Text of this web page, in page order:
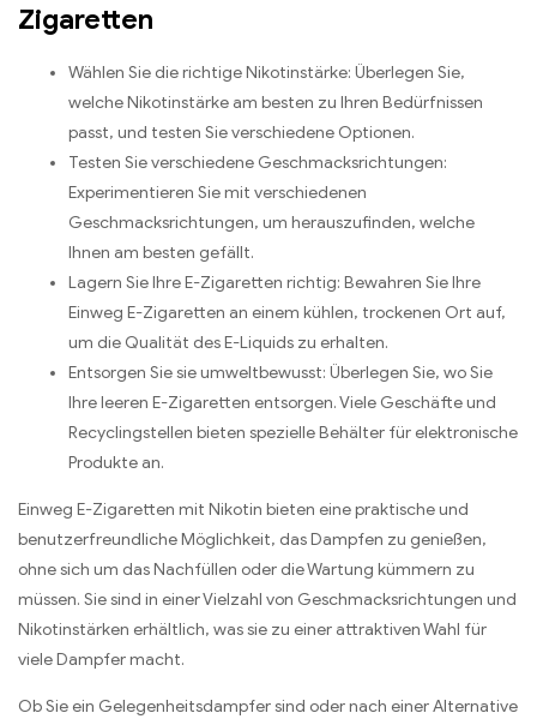
Zigaretten
Wählen Sie die richtige Nikotinstärke: Überlegen Sie,
welche Nikotinstärke am besten zu Ihren Bedürfnissen
passt, und testen Sie verschiedene Optionen.
Testen Sie verschiedene Geschmacksrichtungen:
Experimentieren Sie mit verschiedenen
Geschmacksrichtungen, um herauszufinden, welche
Ihnen am besten gefällt.
Lagern Sie Ihre E-Zigaretten richtig: Bewahren Sie Ihre
Einweg E-Zigaretten an einem kühlen, trockenen Ort auf,
um die Qualität des E-Liquids zu erhalten.
Entsorgen Sie sie umweltbewusst: Überlegen Sie, wo Sie
Ihre leeren E-Zigaretten entsorgen. Viele Geschäfte und
Recyclingstellen bieten spezielle Behälter für elektronische
Produkte an.
Einweg E-Zigaretten mit Nikotin bieten eine praktische und
benutzerfreundliche Möglichkeit, das Dampfen zu genießen,
ohne sich um das Nachfüllen oder die Wartung kümmern zu
müssen. Sie sind in einer Vielzahl von Geschmacksrichtungen und
Nikotinstärken erhältlich, was sie zu einer attraktiven Wahl für
viele Dampfer macht.
Ob Sie ein Gelegenheitsdampfer sind oder nach einer Alternative